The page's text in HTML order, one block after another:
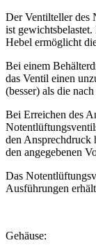
Der Ventilteller des
ist
Hebel ermöglicht
Bei einem
das Ventil einen
(besser) als die
Bei Erreichen des
den Ansprechdruck
den angegebenen
Das
Ausführungen
Gehäuse: